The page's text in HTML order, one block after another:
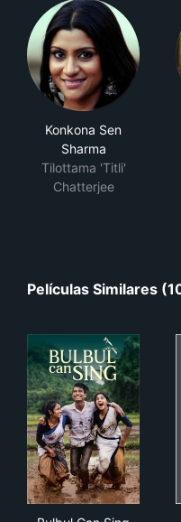
Konkona Sen
Sharma
Tilottama 'Titli'
Chatterjee
Películas Similares